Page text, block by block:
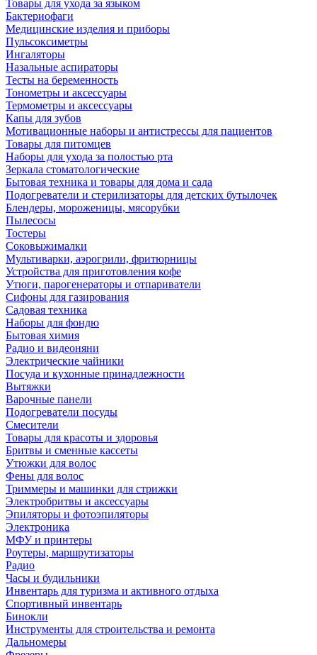
Товары для ухода за языком
Бактериофаги
Медицинские изделия и приборы
Пульсоксиметры
Ингаляторы
Назальные аспираторы
Тесты на беременность
Тонометры и аксессуары
Термометры и аксессуары
Капы для зубов
Мотивационные наборы и антистрессы для пациентов
Товары для питомцев
Наборы для ухода за полостью рта
Зеркала стоматологические
Бытовая техника и товары для дома и сада
Подогреватели и стерилизаторы для детских бутылочек
Блендеры, мороженицы, мясорубки
Пылесосы
Тостеры
Соковыжималки
Мультиварки, аэрогрили, фритюрницы
Устройства для приготовления кофе
Утюги, парогенераторы и отпариватели
Сифоны для газирования
Садовая техника
Наборы для фондю
Бытовая химия
Радио и видеоняни
Электрические чайники
Посуда и кухонные принадлежности
Вытяжки
Варочные панели
Подогреватели посуды
Смесители
Товары для красоты и здоровья
Бритвы и сменные кассеты
Утюжки для волос
Фены для волос
Триммеры и машинки для стрижки
Электробритвы и аксессуары
Эпиляторы и фотоэпиляторы
Электроника
МФУ и принтеры
Роутеры, маршрутизаторы
Радио
Часы и будильники
Инвентарь для туризма и активного отдыха
Спортивный инвентарь
Бинокли
Инструменты для строительства и ремонта
Дальномеры